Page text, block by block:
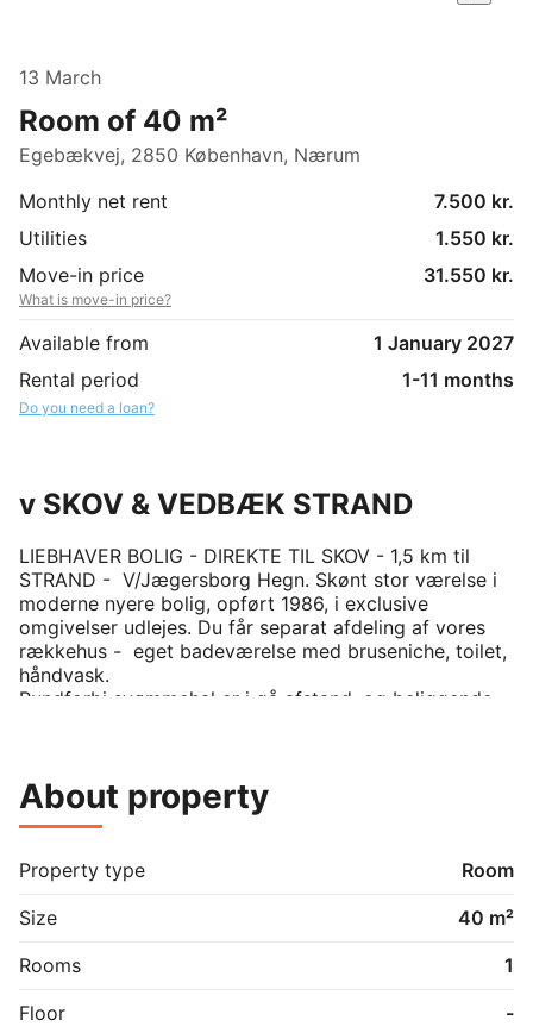
13 March
Room of 40 m²
Egebækvej, 2850 København, Nærum
Monthly net rent
7.500 kr.
Utilities
1.550 kr.
Move-in price
31.550 kr.
What is move-in price?
Available from
1 January 2027
Rental period
1-11 months
Do you need a loan?
v SKOV & VEDBÆK STRAND
LIEBHAVER BOLIG - DIREKTE TIL SKOV - 1,5 km til
STRAND -  V/Jægersborg Hegn. Skønt stor værelse i
moderne nyere bolig, opført 1986, i exclusive
omgivelser udlejes. Du får separat afdeling af vores
rækkehus -  eget badeværelse med bruseniche, toilet,
håndvask.
Rundforbi svømmehal er i gå afstand, og beliggende
Dejligt stort værelse med udgang til stor terrasse med
vaskemaskine og opvaskemaskine. Mobleret.
Hyggeligt og godt indrettet.  Stor parkl. have. Privat
p-plads, cykelk. og cykelskur.
ryger med en ren straffeattest.
bager mm.
About property
Property type
Room
Size
40 m²
Rooms
1
Floor
-